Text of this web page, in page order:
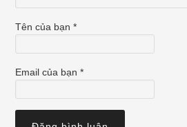
Tên của bạn*
Email của bạn*